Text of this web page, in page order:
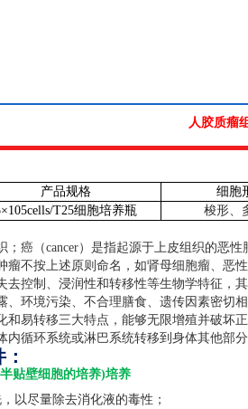
人胶质瘤
产品规格
细胞
×105cells/T25细胞培养瓶 梭形、
；癌（cancer）是指起源于上皮组织的恶
瘤不按上述原则命名，如肾母细胞瘤、恶
去控制、浸润性和转移性等生物学特征，
、环境污染、不合理膳食、遗传因素密切
和易转移三大特点，能够无限增殖并破坏
内循环系统或淋巴系统转移到身体其他部
贴壁细胞的培养)培养
尽量除去消化液的毒性；